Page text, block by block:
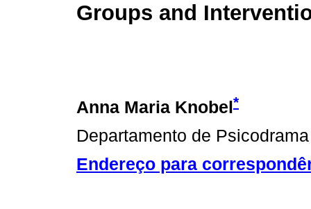
Groups and
Anna Maria Knobel *
Departamento de
Endereço para